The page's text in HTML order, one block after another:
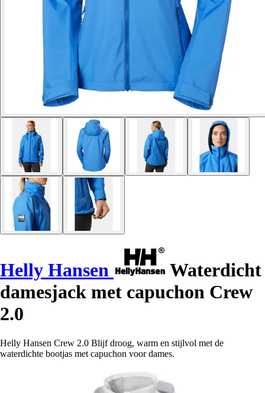
Helly Hansen
Waterdicht
damesjack met capuchon Crew
2.0
Helly Hansen Crew 2.0 Blijf droog, warm en stijlvol met de
waterdichte bootjas met capuchon voor dames.